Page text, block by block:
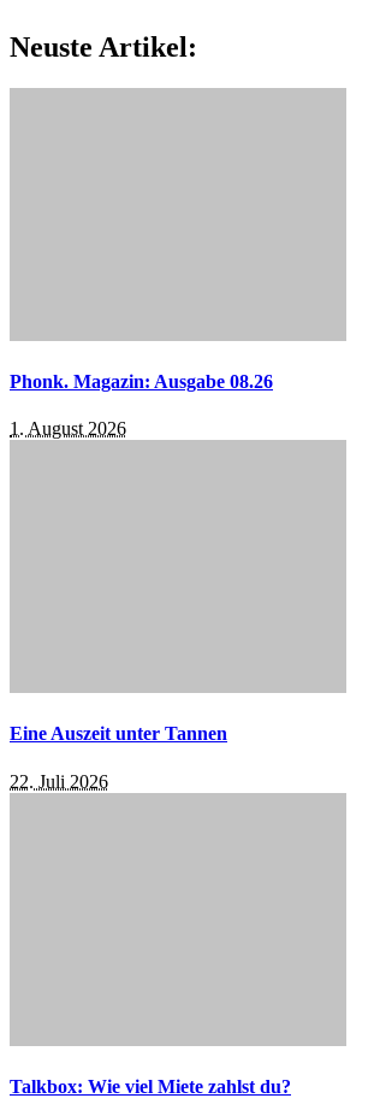
Neuste Artikel:
Phonk. Magazin: Ausgabe 08.26
1. August 2026
Eine Auszeit unter Tannen
22. Juli 2026
Talkbox: Wie viel Miete zahlst du?